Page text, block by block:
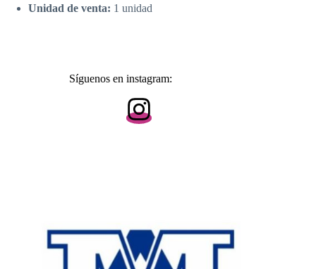
Unidad de venta: 1 unidad
Síguenos en instagram: